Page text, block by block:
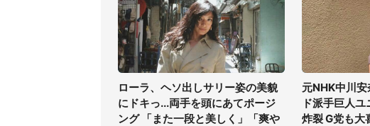
ローラ、ヘソ出しサリー姿の美貌
にドキっ...両手を頭にあてポージ
ング 「また一段と美しく」「爽や
元NHK中川
ド派手巨人
炸裂 G党も大